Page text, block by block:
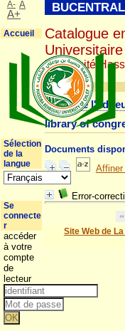
Détail de
library of
Documents
Affiner
Error-
Site Web de
Catalogue
Universitaire
Université
A- A
A+
Accueil
Sélection
de la
langue
Se
connecte
r
accéder
à votre
compte
de
lecteur